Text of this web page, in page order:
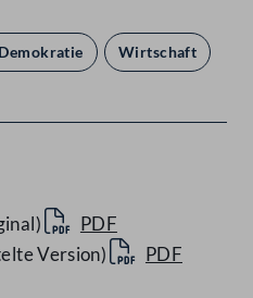
Wirtschaft
PDF
Version)
PDF